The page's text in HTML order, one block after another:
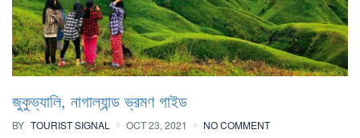
জুকুভ্যালি, নাগাল্যান্ড ভ্রমণ গাইড
BY TOURIST SIGNAL OCT 23, 2021 NO COMMENT